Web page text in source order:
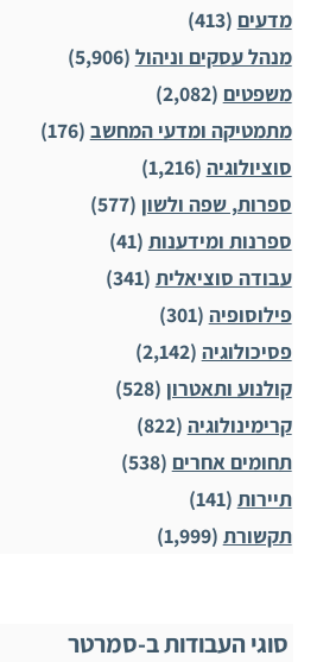
מדעים (413)
מנהל עסקים וניהול (5,906)
משפטים (2,082)
מתמטיקה ומדעי המחשב (176)
סוציולוגיה (1,216)
ספרות, שפה ולשון (577)
ספרנות ומידענות (41)
עבודה סוציאלית (341)
פילוסופיה (301)
פסיכולוגיה (2,142)
קולנוע ותאטרון (528)
קרימינולוגיה (822)
תחומים אחרים (538)
תיירות (141)
תקשורת (1,999)
סוגי העבודות ב-סמרטר